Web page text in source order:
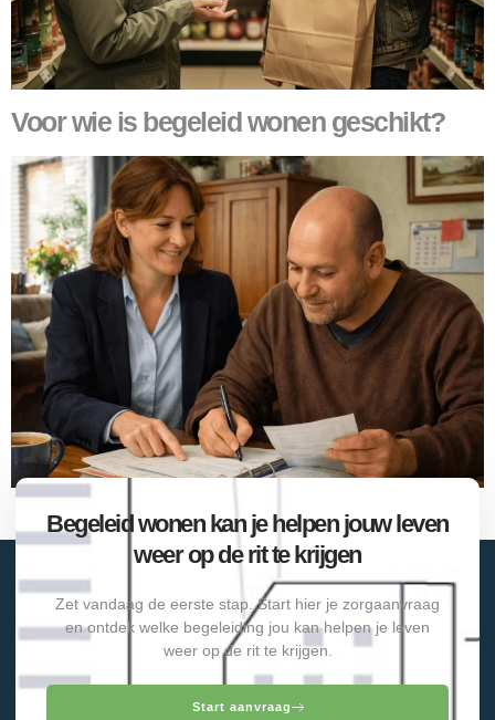
Voor wie is begeleid wonen geschikt?
Begeleid wonen kan je helpen jouw leven
weer op de rit te krijgen
Zet vandaag de eerste stap. Start hier je zorgaanvraag
en ontdek welke begeleiding jou kan helpen je leven
weer op de rit te krijgen.
Start aanvraag